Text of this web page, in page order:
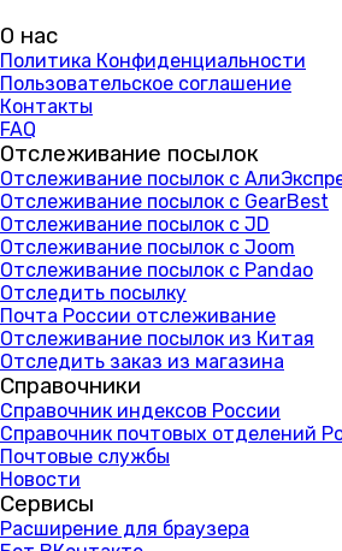
О нас
Политика Конфиденциальности
Пользовательское соглашение
Контакты
FAQ
Отслеживание посылок
Отслеживание посылок с
Отслеживание посылок с GearBest
Отслеживание посылок с JD
Отслеживание посылок с Joom
Отслеживание посылок с Pandao
Отследить посылку
Почта России отслеживание
Отслеживание посылок из Китая
Отследить заказ из магазина
Справочники
Справочник индексов России
Справочник почтовых отделений
Почтовые службы
Новости
Сервисы
Расширение для браузера